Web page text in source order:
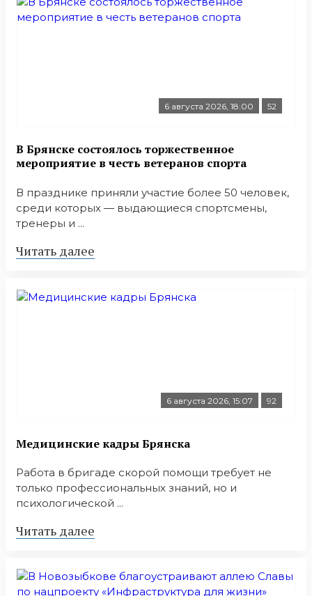
6 августа 2026, 18:00 52
В Брянске состоялось торжественное
мероприятие в честь ветеранов спорта
В празднике приняли участие более 50 человек,
среди которых — выдающиеся спортсмены,
тренеры и ...
Читать далее
6 августа 2026, 15:07 92
Медицинские кадры Брянска
Работа в бригаде скорой помощи требует не
только профессиональных знаний, но и
психологической ...
Читать далее